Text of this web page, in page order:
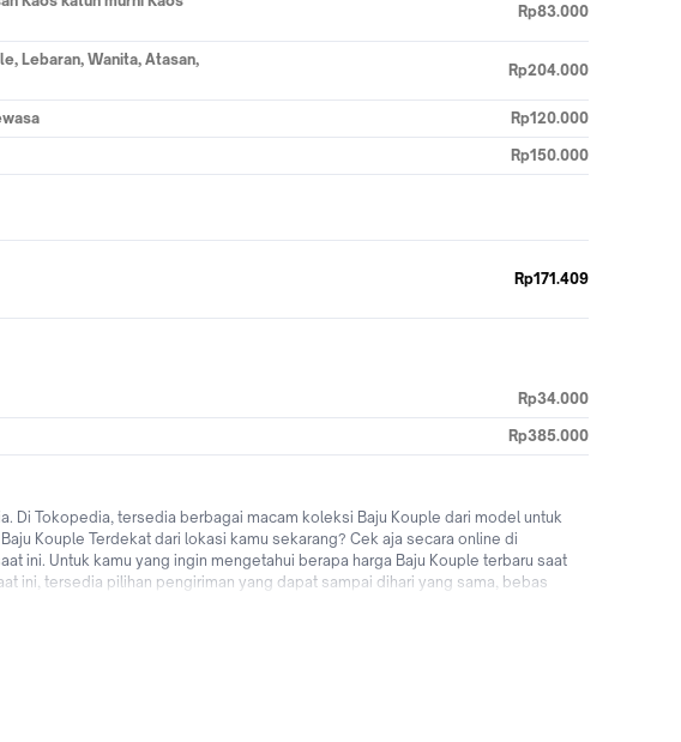
Rp83.000
Lebaran, Wanita, Atasan,
Rp204.000
Rp120.000
Rp150.000
Rp171.409
Rp34.000
Rp385.000
Di Tokopedia, tersedia berbagai macam koleksi Baju Kouple dari model untuk
Kouple Terdekat dari lokasi kamu sekarang? Cek aja secara online di
ini. Untuk kamu yang ingin mengetahui berapa harga Baju Kouple terbaru saat
ini, tersedia pilihan pengiriman yang dapat sampai dihari yang sama, bebas
baru! Saatnya upgrade penampilan kamu menggunakan fashion pria terbaru
di Tokopedia sekarang!